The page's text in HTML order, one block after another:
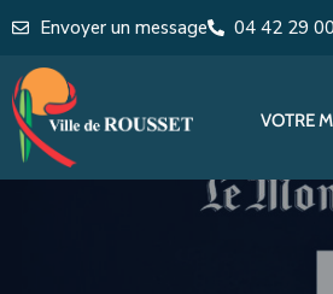
Envoyer un message 04 42 29
VOTRE